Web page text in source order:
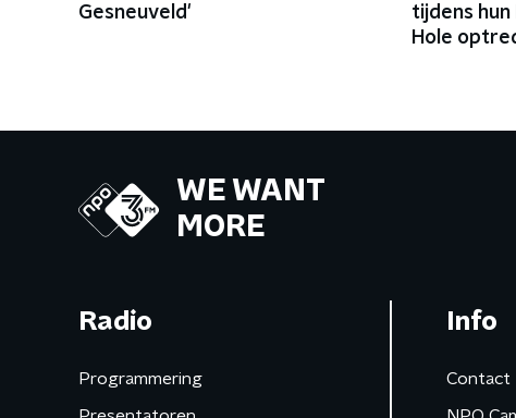
Gesneuveld'
tijdens hun
Hole
WE WANT
MORE
Radio
Programmering
Info
Contact